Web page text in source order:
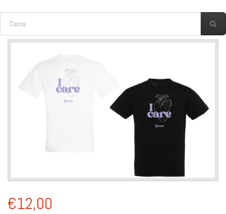
FORM DI RICERCA
€12,00